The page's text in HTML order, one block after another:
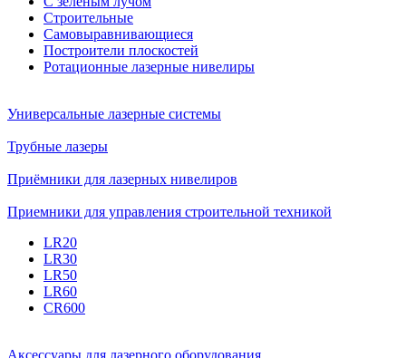
Строительные
Самовыравнивающиеся
Построители плоскостей
Ротационные лазерные нивелиры
Универсальные лазерные системы
Трубные лазеры
Приёмники для лазерных нивелиров
Приемники для управления строительной техникой
LR20
LR30
LR50
LR60
CR600
Аксессуары для лазерного оборудования